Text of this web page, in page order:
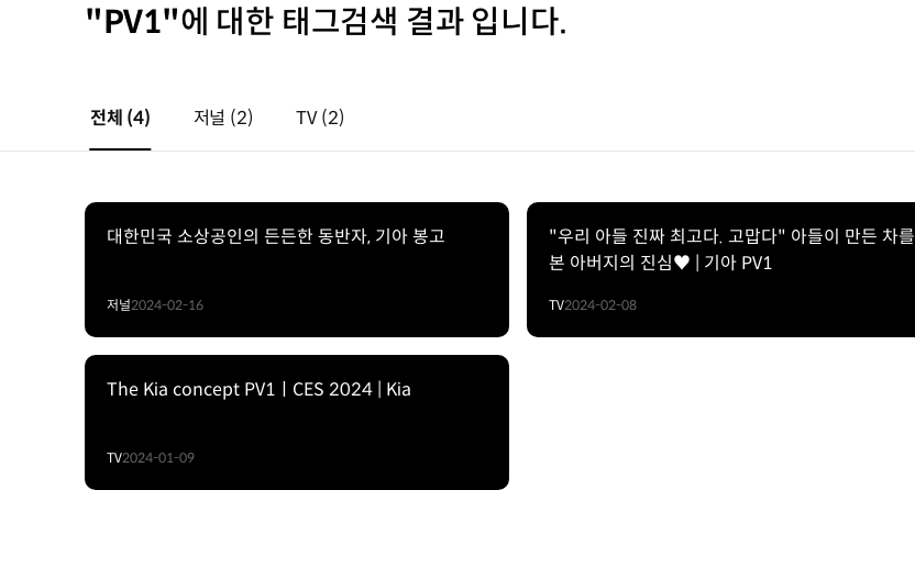
"PV1"에 대한 태그검색 결과 입니다.
전체 (4) 저널 (2) TV(2)
대한민국 소상공인의 든든한 동반자, 기아 봉고
저널2024-02-16
"우리 아들 진짜 최고다. 고맙다" 아들이 만든 차를
본 아버지의 진심♥ | 기아 PV1
TV2024-02-08
The Kia concept PV1ㅣCES 2024 | Kia
TV2024-01-09